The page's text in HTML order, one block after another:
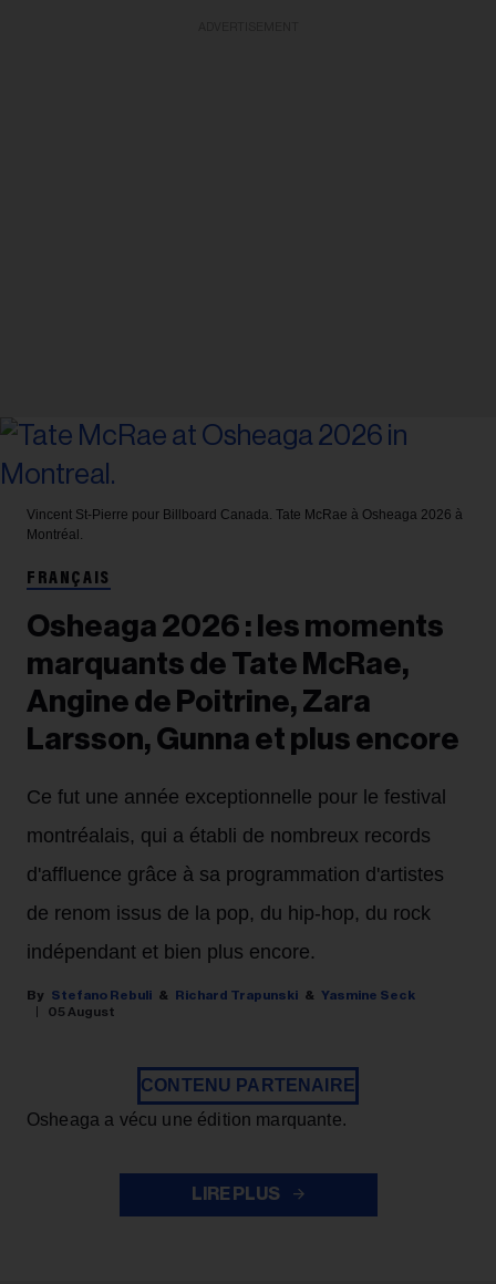
Vincent St-Pierre pour Billboard Canada. Tate McRae à Osheaga 2026 à
Montréal.
FRANÇAIS
Osheaga 2026 : les moments
marquants de Tate McRae,
Angine de Poitrine, Zara
Larsson, Gunna et plus encore
Ce fut une année exceptionnelle pour le festival
montréalais, qui a établi de nombreux records
d'affluence grâce à sa programmation d'artistes
de renom issus de la pop, du hip-hop, du rock
indépendant et bien plus encore.
Stefano Rebuli Richard Trapunski
Yasmine Seck
05 August
CONTENU PARTENAIRE
Osheaga a vécu une édition marquante.
LIRE PLUS